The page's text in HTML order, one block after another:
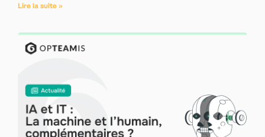
Lire la suite »